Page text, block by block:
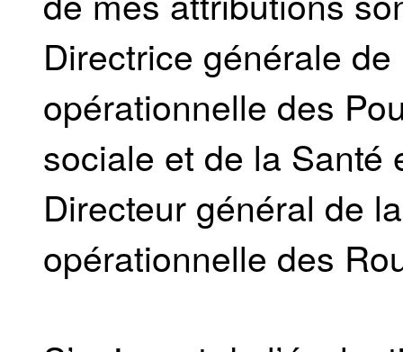
Directrice générale
opérationnelle des
sociale et de la Santé
Directeur général de
opérationnelle des